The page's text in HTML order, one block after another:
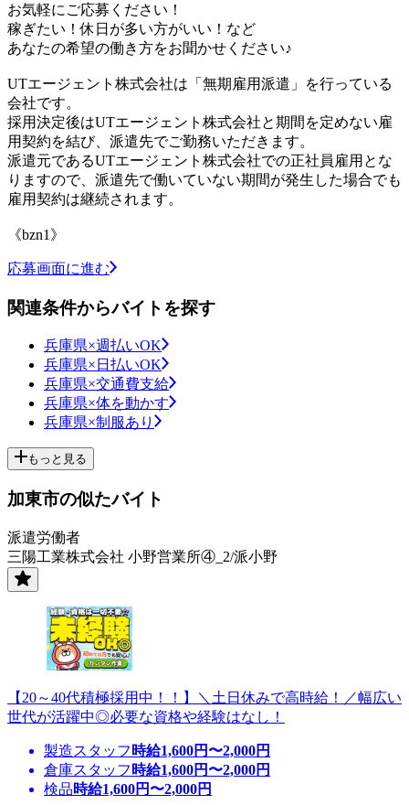
お気軽にご応募ください！
稼ぎたい！休日が多い方がいい！など
あなたの希望の働き方をお聞かせください♪
UTエージェント株式会社は「無期雇用派遣」を行っている
会社です。
採用決定後はUTエージェント株式会社と期間を定めない雇
用契約を結び、派遣先でご勤務いただきます。
派遣元であるUTエージェント株式会社での正社員雇用とな
りますので、派遣先で働いていない期間が発生した場合でも
雇用契約は継続されます。
《bzn1》
応募画面に進む
関連条件からバイトを探す
兵庫県×週払いOK
兵庫県×日払いOK
兵庫県×交通費支給
兵庫県×体を動かす
兵庫県×制服あり
もっと見る
加東市の似たバイト
派遣労働者
三陽工業株式会社 小野営業所④_2/派小野
【20～40代積極採用中！！】＼土日休みで高時給！／幅広い
世代が活躍中◎必要な資格や経験はなし！
製造スタッフ 時給1,600円〜2,000円
倉庫スタッフ 時給1,600円〜2,000円
検品時給1,600円〜2,000円